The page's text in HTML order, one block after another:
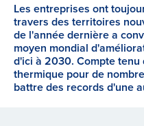
Les entreprises ont
travers des territoires
de l'année dernière a
moyen mondial
d'ici à 2030. Compte
thermique pour de
battre des records d'une